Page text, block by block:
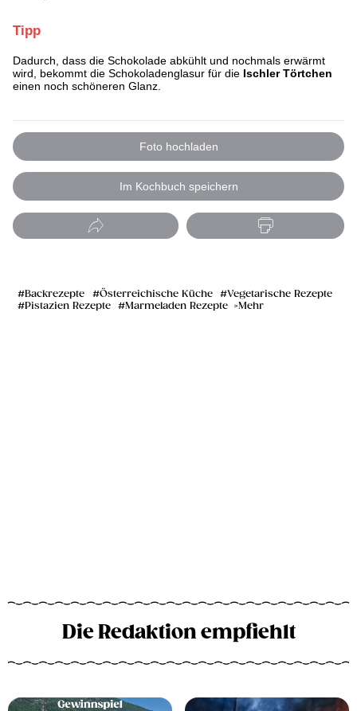
Tipp
Dadurch, dass die Schokolade abkühlt und nochmals erwärmt
wird, bekommt die Schokoladenglasur für die Ischler Törtchen
einen noch schöneren Glanz.
Foto hochladen
Im Kochbuch speichern
Backrezepte Österreichische Küche
Vegetarische Rezepte
Pistazien Rezepte
Marmeladen Rezepte Mehr
Die Redaktion empfiehlt